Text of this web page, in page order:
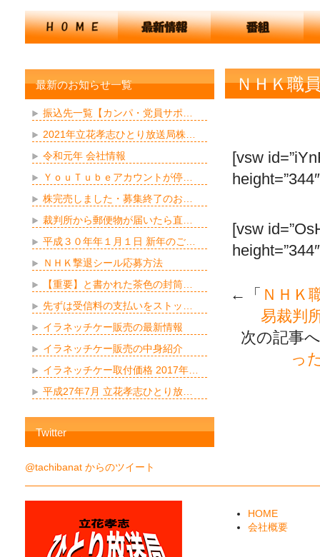
ＮＨＫ職
[vsw
[vsw
←「 ＮＨＫ
易裁判
次の記事
っ
最新のお知らせ一覧
振込先一覧【カンパ・党員サポ…
2021年立花孝志ひとり放送局株…
令和元年 会社情報
ＹｏｕＴｕｂｅアカウントが停…
株完売しました・募集終了のお…
裁判所から郵便物が届いたら直…
平成３０年年１月１日 新年のご…
ＮＨＫ撃退シール応募方法
【重要】と書かれた茶色の封筒…
先ずは受信料の支払いをストッ…
イラネッチケー販売の最新情報
イラネッチケー販売の中身紹介
イラネッチケー取付価格 2017年…
平成27年7月 立花孝志ひとり放…
Twitter
@tachibanat からのツイート
HOME
会社概要